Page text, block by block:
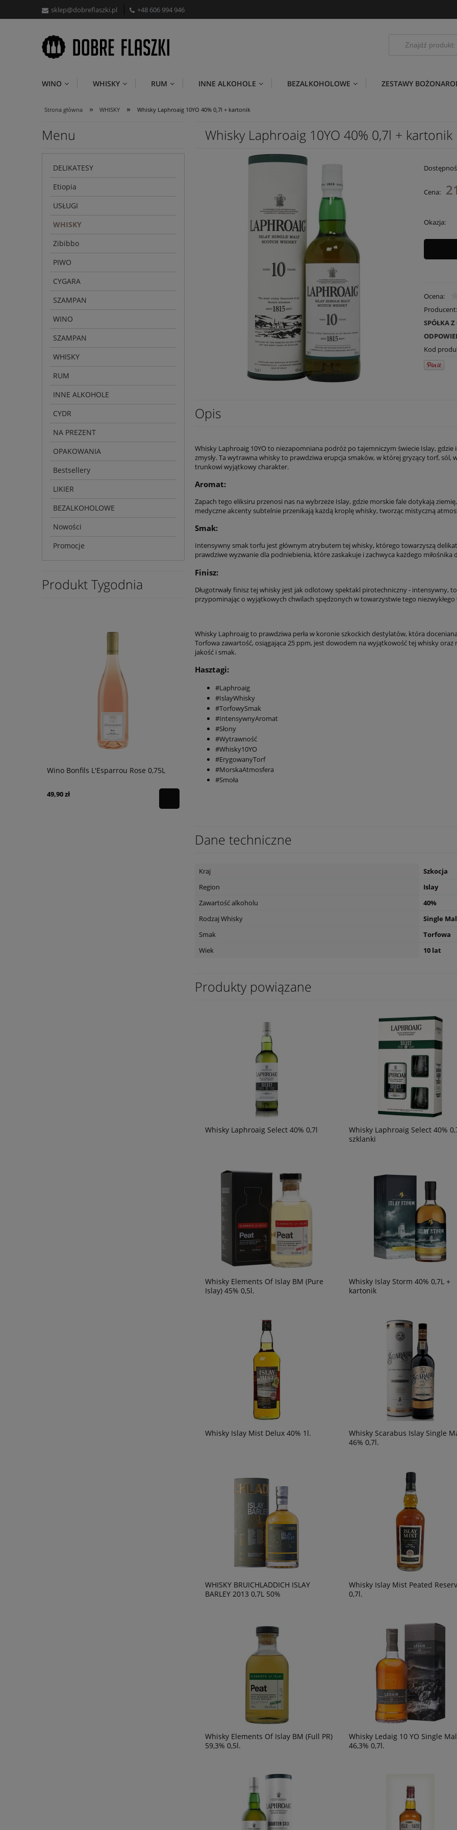
sklep@dobreflaszki.pl +48 606 994 946
WINO WHISKY RUM INNE ALKOHOLE BEZALKOHOLOWE ZESTAWY
Strona główna » WHISKY » Whisky Laphroaig 10YO 40% 0,7l + kartonik
Menu
DELIKATESY
Etiopia
USŁUGI
WHISKY
Zibibbo
PIWO
CYGARA
SZAMPAN
WINO
SZAMPAN
WHISKY
RUM
INNE ALKOHOLE
CYDR
NA PREZENT
OPAKOWANIA
Bestsellery
LIKIER
BEZALKOHOLOWE
Nowości
Promocje
Produkt Tygodnia
Wino Bonfils L'Esparrou Rose 0,75L
49,90 zł
Degustacja Champagne
Whisky Laphroaig 10YO 40% 0,7l + kartonik
Cena:
Okazja:
Ocena:
Producent:
SPÓŁKA
Kod
Opis
Whisky Laphroaig 10YO to niezapomniana podróż po tajemniczym świecie Islay,
zmysły. Ta wytrawna whisky to prawdziwa erupcja smaków, w której gryzący torf,
trunkowi wyjątkowy charakter.
Aromat:
Zapach tego eliksiru przenosi nas na wybrzeże Islay, gdzie morskie fale dotykają
medyczne akcenty subtelnie przenikają każdą kroplę whisky, tworząc mistyczną
Smak:
Intensywny smak torfu jest głównym atrybutem tej whisky, którego towarzyszą
prawdziwe wyzwanie dla podniebienia, które zaskakuje i zachwyca każdego miłośnika
Finisz:
Długotrwały finisz tej whisky jest jak odlotowy spektakl pirotechniczny - intensywny,
przypominając o wyjątkowych chwilach spędzonych w towarzystwie tego
Whisky Laphroaig to prawdziwa perła w koronie szkockich destylatów, która
Torfowa zawartość, osiągająca 25 ppm, jest dowodem na wyjątkowość tej whisky
jakość i smak.
Hasztagi:
#Laphroaig
#IslayWhisky
#TorfowySmak
#IntensywnyAromat
#Słony
#Wytrawność
#Whisky10YO
#ErygowanyTorf
#MorskaAtmosfera
#Smoła
Dane techniczne
Kraj
Szkocja
Region
Islay
Zawartość alkoholu
40%
Rodzaj Whisky
Single
Smak
Torfowa
Wiek
10 lat
Produkty powiązane
Whisky Laphroaig Select 40% 0,7l
Whisky Laphroaig Select 40%
szklanki
Whisky Elements Of Islay BM (Pure
Islay) 45% 0,5l.
Whisky Islay Storm 40% 0,7L +
kartonik
Whisky Islay Mist Delux 40% 1l.
Whisky Scarabus Islay Single
46% 0,7l.
WHISKY BRUICHLADDICH ISLAY
BARLEY 2013 0,7L 50%
Whisky Islay Mist Peated
0,7l.
Whisky Elements Of Islay BM (Full PR)
59,3% 0,5l.
Whisky Ledaig 10 YO Single
46,3% 0,7l.